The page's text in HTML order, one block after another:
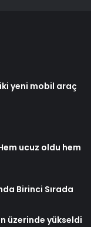
yeni mobil araç
ucuz oldu hem
Birinci Sırada
üzerinde yükseldi